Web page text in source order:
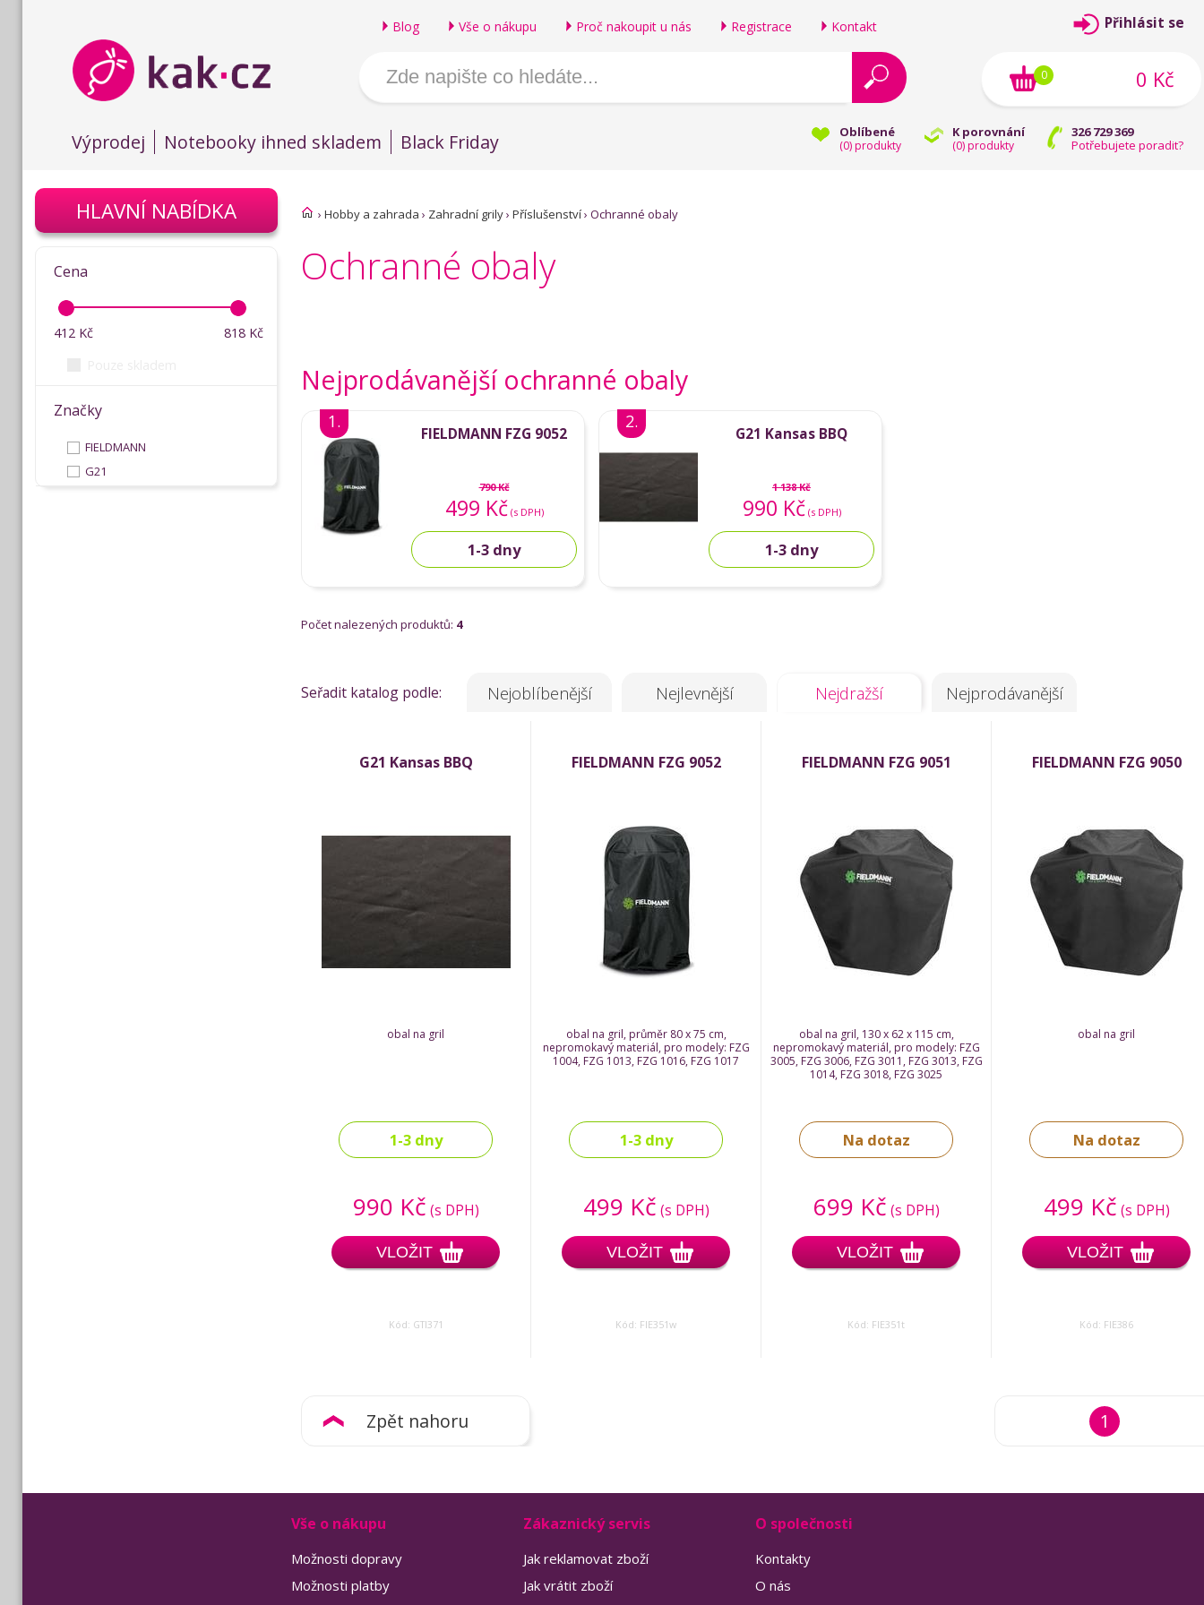
Blog Vše o nákupu Proč nakoupit u nás Registrace Kontakt
Oblíbené
(0) produkty
K porovnání
(0) produkty
326 729 369
Potřebujete poradit?
Výprodej Notebooky ihned skladem Black Friday
Přihlásit se
0 Kč
0
› Hobby a zahrada › Zahradní grily› Příslušenství› Ochranné obaly
Ochranné obaly
Nejprodávanější ochranné obaly
1.
FIELDMANN FZG 9052
790 Kč
499 Kč(s DPH)
1-3 dny
2.
G21 Kansas BBQ
1 138 Kč
990 Kč(s DPH)
1-3 dny
Počet nalezených produktů: 4
Seřadit katalog podle: Nejoblíbenější Nejlevnější Nejdražší Nejprodávanější
G21 Kansas BBQ
obal na gril
1-3 dny
990 Kč (s DPH)
VLOŽIT
Kód: GTI371
FIELDMANN FZG 9052
obal na gril, průměr 80 x 75 cm,
nepromokavý materiál, pro modely: FZG
1004, FZG 1013, FZG 1016, FZG 1017
1-3 dny
499 Kč (s DPH)
VLOŽIT
Kód: FIE351w
FIELDMANN FZG 9051
obal na gril, 130 x 62 x 115 cm,
nepromokavý materiál, pro modely: FZG
3005, FZG 3006, FZG 3011, FZG 3013, FZG
1014, FZG 3018, FZG 3025
Na dotaz
699 Kč (s DPH)
VLOŽIT
Kód: FIE351t
FIELDMANN FZG 9050
obal na gril
Na dotaz
499 Kč (s DPH)
VLOŽIT
Kód: FIE386
Zpět nahoru 1
HLAVNÍ NABÍDKA
Cena
412 Kč 818 Kč
Značky
FIELDMANN
G21
Vše o nákupu
Možnosti dopravy
Možnosti platby
Zákaznický servis
Jak reklamovat zboží
Jak vrátit zboží
O společnosti
Kontakty
O nás